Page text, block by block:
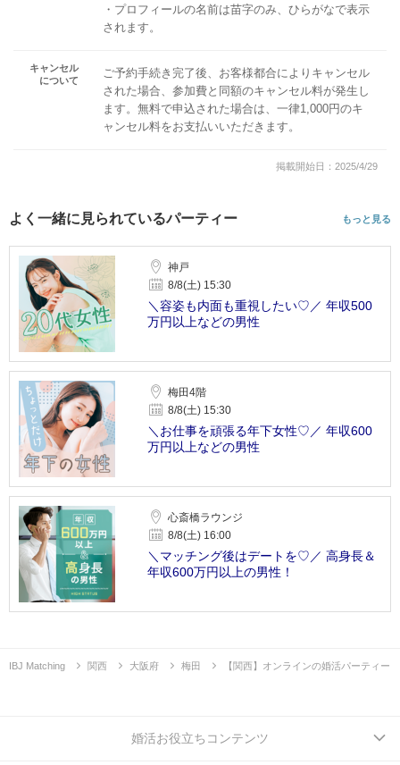
・プロフィールの名前は苗字のみ、ひらがなで表示
されます。
キャンセル
について
ご予約手続き完了後、お客様都合によりキャンセル
された場合、参加費と同額のキャンセル料が発生し
ます。無料で申込された場合は、一律1,000円のキ
ャンセル料をお支払いいただきます。
掲載開始日：2025/4/29
よく一緒に見られているパーティー もっと見る
神戸
8/8(土) 15:30
＼容姿も内面も重視したい♡／ 年収500
万円以上などの男性
梅田4階
8/8(土) 15:30
＼お仕事を頑張る年下女性♡／ 年収600
万円以上などの男性
心斎橋ラウンジ
8/8(土) 16:00
＼マッチング後はデートを♡／ 高身長＆
年収600万円以上の男性！
IBJ Matching 関西 大阪府 梅田 【関西】オンラインの婚活パーティー
婚活お役立ちコンテンツ